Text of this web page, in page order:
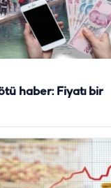
haber: Fiyatı bir